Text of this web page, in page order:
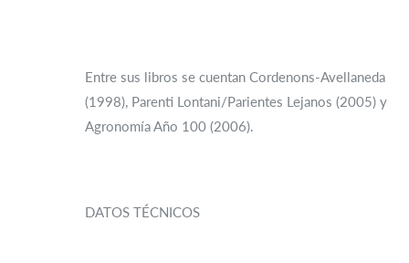
Entre sus libros se cuentan Cordenons-Avellaneda
(1998), Parenti Lontani/Parientes Lejanos (2005) y
Agronomía Año 100 (2006).
DATOS TÉCNICOS